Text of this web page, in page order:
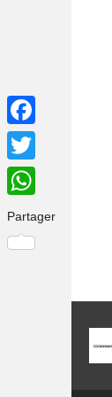
Facebook
Twitter
WhatsApp
Partager